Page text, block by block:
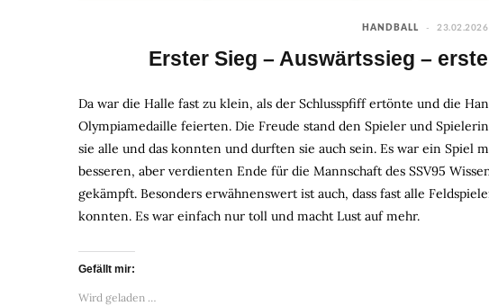
HANDBALL 23.02.2026
Erster Sieg – Auswärtssieg –
Da war die Halle fast zu klein, als der Schlusspfiff ertönte und die
Olympiamedaille feierten. Die Freude stand den Spieler und
sie alle und das konnten und durften sie auch sein. Es war ein Spiel
besseren, aber verdienten Ende für die Mannschaft des SSV95
gekämpft. Besonders erwähnenswert ist auch, dass fast alle
konnten. Es war einfach nur toll und macht Lust auf mehr.
Gefällt mir:
Wird geladen …